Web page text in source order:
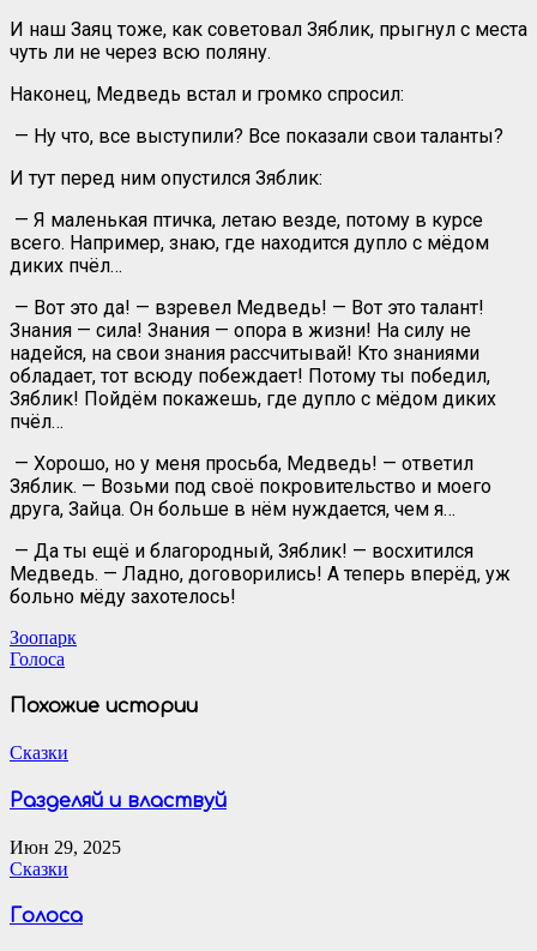
И наш Заяц тоже, как советовал Зяблик, прыгнул с места
чуть ли не через всю поляну.
Наконец, Медведь встал и громко спросил:
— Ну что, все выступили? Все показали свои таланты?
И тут перед ним опустился Зяблик:
— Я маленькая птичка, летаю везде, потому в курсе
всего. Например, знаю, где находится дупло с мёдом
диких пчёл…
— Вот это да! — взревел Медведь! — Вот это талант!
Знания — сила! Знания — опора в жизни! На силу не
надейся, на свои знания рассчитывай! Кто знаниями
обладает, тот всюду побеждает! Потому ты победил,
Зяблик! Пойдём покажешь, где дупло с мёдом диких
пчёл…
— Хорошо, но у меня просьба, Медведь! — ответил
Зяблик. — Возьми под своё покровительство и моего
друга, Зайца. Он больше в нём нуждается, чем я…
— Да ты ещё и благородный, Зяблик! — восхитился
Медведь. — Ладно, договорились! А теперь вперёд, уж
больно мёду захотелось!
Навигация
по
записям
Зоопарк
Голоса
Похожие истории
Сказки
Разделяй и властвуй
Июн 29, 2025
Сказки
Голоса